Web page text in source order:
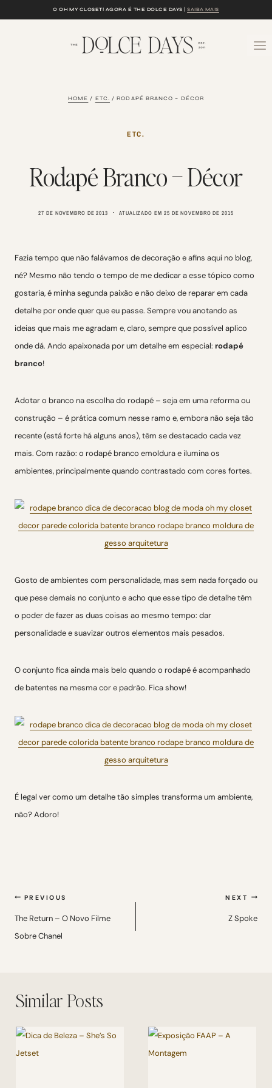
O OH MY CLOSET! AGORA É THE DOLCE DAYS |SAIBA MAIS
HOME / ETC. / RODAPÉ BRANCO – DÉCOR
ETC.
Rodapé Branco – Décor
27 DE NOVEMBRO DE 2013 ATUALIZADO EM 25 DE NOVEMBRO DE 2015
Fazia tempo que não falávamos de decoração e afins aqui no blog,
né? Mesmo não tendo o tempo de me dedicar a esse tópico como
gostaria, é minha segunda paixão e não deixo de reparar em cada
detalhe por onde quer que eu passe. Sempre vou anotando as
ideias que mais me agradam e, claro, sempre que possível aplico
onde dá. Ando apaixonada por um detalhe em especial: rodapé
branco!
Adotar o branco na escolha do rodapé – seja em uma reforma ou
construção – é prática comum nesse ramo e, embora não seja tão
recente (está forte há alguns anos), têm se destacado cada vez
mais. Com razão: o rodapé branco emoldura e ilumina os
ambientes, principalmente quando contrastado com cores fortes.
Gosto de ambientes com personalidade, mas sem nada forçado ou
que pese demais no conjunto e acho que esse tipo de detalhe têm
o poder de fazer as duas coisas ao mesmo tempo: dar
personalidade e suavizar outros elementos mais pesados.
O conjunto fica ainda mais belo quando o rodapé é acompanhado
de batentes na mesma cor e padrão. Fica show!
É legal ver como um detalhe tão simples transforma um ambiente,
não? Adoro!
Navegação
de
Post
PREVIOUS
The Return – O Novo Filme
Sobre Chanel
NEXT
Z Spoke
Similar Posts